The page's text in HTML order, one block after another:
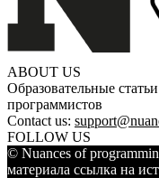
ABOUT US
Образовательные
программистов
Contact us:
FOLLOW US
© Nuances of
материала ссылка на